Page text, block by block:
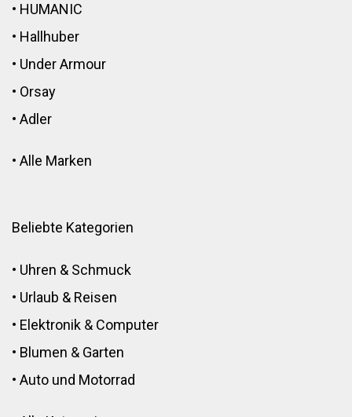
• HUMANIC
• Hallhuber
• Under Armour
• Orsay
• Adler
• Alle Marken
Beliebte Kategorien
• Uhren & Schmuck
• Urlaub & Reisen
• Elektronik & Computer
• Blumen & Garten
• Auto und Motorrad